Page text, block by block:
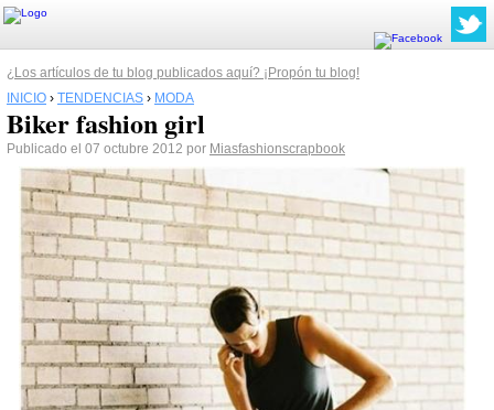
¿Los artículos de tu blog publicados aquí? ¡Propón tu blog!
INICIO › TENDENCIAS › MODA
Biker fashion girl
Publicado el 07 octubre 2012 por Miasfashionscrapbook